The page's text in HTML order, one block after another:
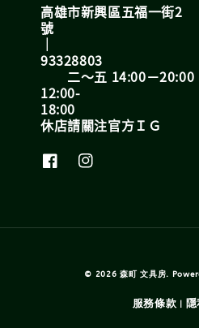
高雄市新興區五福一街2
號 統
｜
二～五 14:00－20:00
12:00-
18:00
休店請關注官方ＩＧ
© 2026 森町 文具房.
服務條款